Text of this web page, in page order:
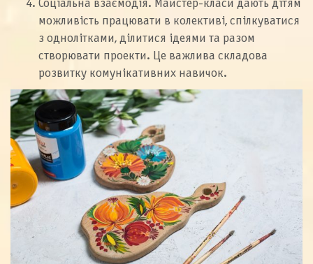
Соціальна взаємодія. Майстер-класи дають дітям
можливість працювати в колективі, спілкуватися
з однолітками, ділитися ідеями та разом
створювати проекти. Це важлива складова
розвитку комунікативних навичок.